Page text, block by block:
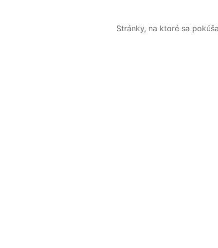
Stránky, na ktoré sa